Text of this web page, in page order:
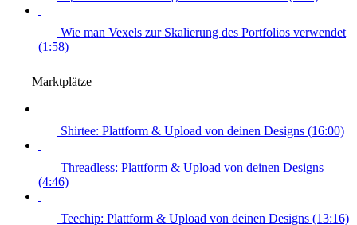
Wie man Vexels zur Skalierung des Portfolios verwendet
(1:58)
Marktplätze
Shirtee: Plattform & Upload von deinen Designs (16:00)
Threadless: Plattform & Upload von deinen Designs
(4:46)
Teechip: Plattform & Upload von deinen Designs (13:16)